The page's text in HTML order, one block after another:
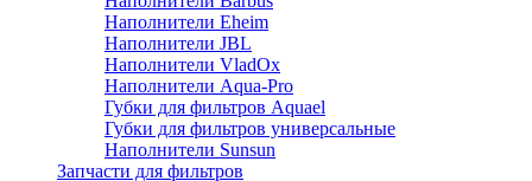
Наполнители Eheim
Наполнители JBL
Наполнители VladOx
Наполнители Aqua-Pro
Губки для фильтров Aquael
Губки для фильтров универсальные
Наполнители Sunsun
Запчасти для фильтров